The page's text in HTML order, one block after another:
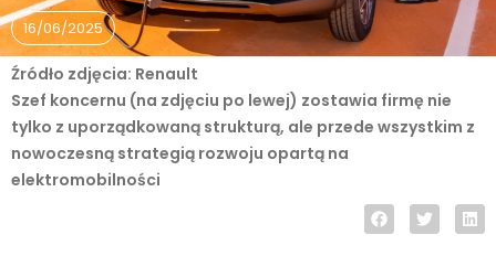
16/06/2025
Szef koncernu (na zdjęciu po lewej) zostawia firmę nie
tylko z uporządkowaną strukturą, ale przede wszystkim z
nowoczesną strategią rozwoju opartą na
elektromobilności
Źródło zdjęcia: Renault